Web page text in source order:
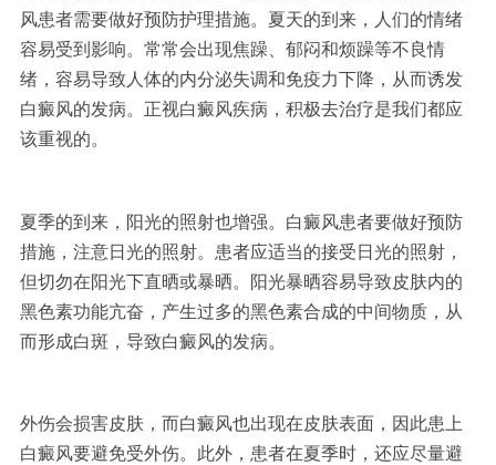
风患者需要做好预防护理措施。夏天的到来，人们的情绪
容易受到影响。常常会出现焦躁、郁闷和烦躁等不良情
绪，容易导致人体的内分泌失调和免疫力下降，从而诱发
白癜风的发病。正视白癜风疾病，积极去治疗是我们都应
该重视的。
夏季的到来，阳光的照射也增强。白癜风患者要做好预防
措施，注意日光的照射。患者应适当的接受日光的照射，
但切勿在阳光下直晒或暴晒。阳光暴晒容易导致皮肤内的
黑色素功能亢奋，产生过多的黑色素合成的中间物质，从
而形成白斑，导致白癜风的发病。
外伤会损害皮肤，而白癜风也出现在皮肤表面，因此患上
白癜风要避免受外伤。此外，患者在夏季时，还应尽量避